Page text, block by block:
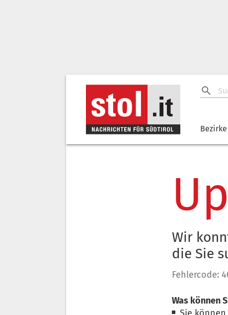
Bezirke
Wir
die Sie
Fehlercode:
Was können